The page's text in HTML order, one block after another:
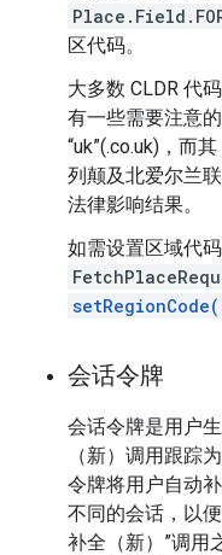
区代码。
大多数 CLDR 代
有一些需要注意
“uk”(.co.uk)，而
列颠及北爱尔兰
法律影响结果。
如需设置区域代
会话令牌
会话令牌是用户
（新）调用跟踪
令牌将用户自动
不同的会话，以
补全（新）”调用